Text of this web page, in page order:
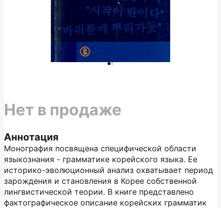
Аннотация
Монография посвящена специфической области
языкознания - грамматике корейского языка. Ее
историко-эволюционный анализ охватывает период
зарождения и становления в Корее собственной
лингвистической теории. В книге представлено
фактографическое описание корейских грамматик
Нет в продаже